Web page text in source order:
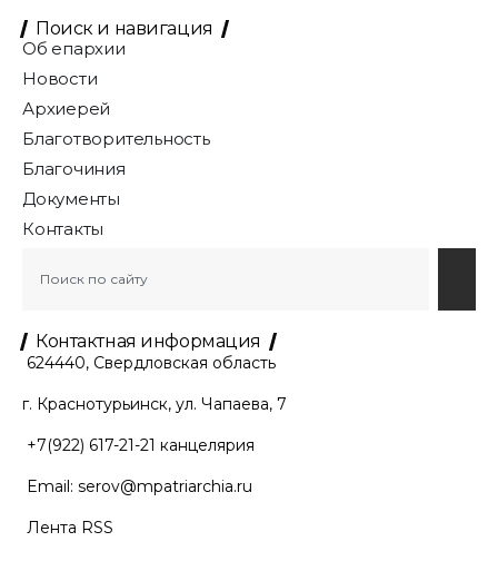
Поиск и навигация
Об епархии
Новости
Архиерей
Благотворительность
Благочиния
Документы
Контакты
Контактная информация
624440, Свердловская область
г. Краснотурьинск, ул. Чапаева, 7
+7(922) 617-21-21 канцелярия
Email: serov@mpatriarchia.ru
Лента RSS